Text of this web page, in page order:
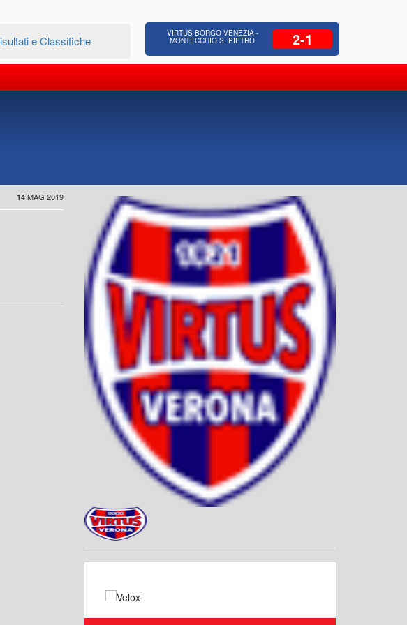
Edilizia Residenziale, Opere pubbliche,
Progettazione Strade, Opere idrauliche, Bonifica civili, facchinaggio, N.c.c., sicurezza
e Classifiche
VIRTUS BORGO VENEZIA -
MONTECCHIO S. PIETRO 2-1
14 MAG 2019